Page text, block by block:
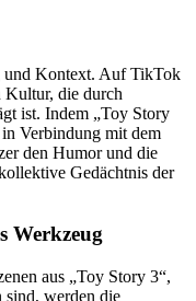
und Kontext. Auf TikTok
Kultur, die durch
ist. Indem „Toy Story
Verbindung mit dem
den Humor und die
Gedächtnis der
Werkzeug
aus „Toy Story 3“,
sind, werden die